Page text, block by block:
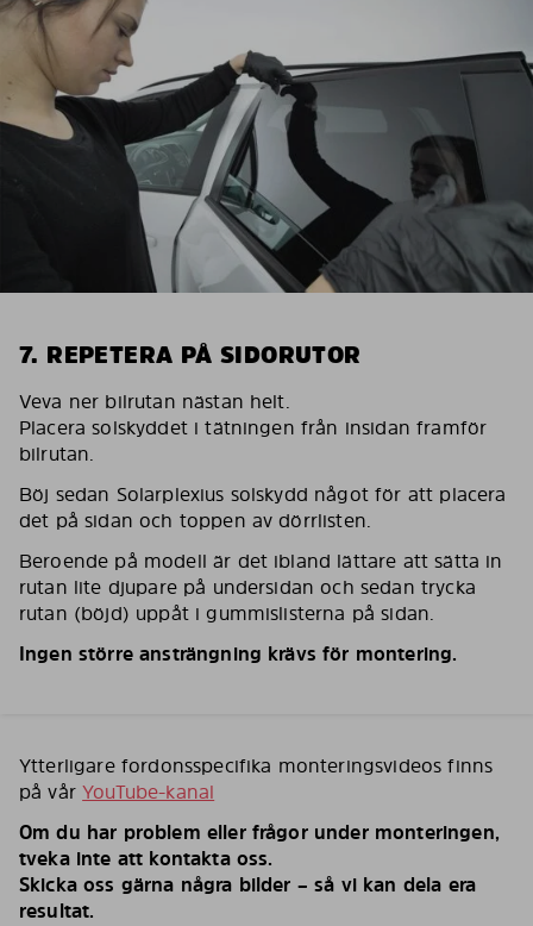
7. REPETERA PÅ SIDORUTOR
Veva ner bilrutan nästan helt.
Placera solskyddet i tätningen från insidan framför
bilrutan.
Böj sedan Solarplexius solskydd något för att placera
det på sidan och toppen av dörrlisten.
Beroende på modell är det ibland lättare att sätta in
rutan lite djupare på undersidan och sedan trycka
rutan (böjd) uppåt i gummislisterna på sidan.
Ingen större ansträngning krävs för montering.
Ytterligare fordonsspecifika monteringsvideos finns
på vårYouTube-kanal
Om du har problem eller frågor under monteringen,
tveka inte att kontakta oss.
Skicka oss gärna några bilder – så vi kan dela era
resultat.